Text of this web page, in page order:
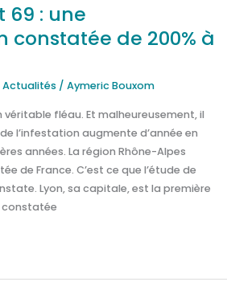
69 : une
de 200% à
Actualités / Aymeric Bouxom
véritable fléau. Et malheureusement, il
l’infestation augmente d’année en
années. La région Rhône-Alpes
de France. C’est ce que l’étude de
Lyon, sa capitale, est la première
constatée